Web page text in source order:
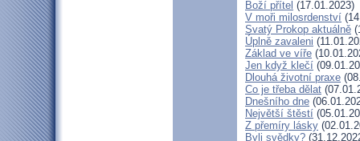
Boží přítel (17.01.2023)
V moři milosrdenství
Svatý Prokop aktuálně
Úplně zavaleni
Základ ve víře
Jen když klečí
Dlouhá životní praxe
Co je třeba dělat
Dnešního dne
Největší štěstí
Z přemíry lásky
Byli svědky?